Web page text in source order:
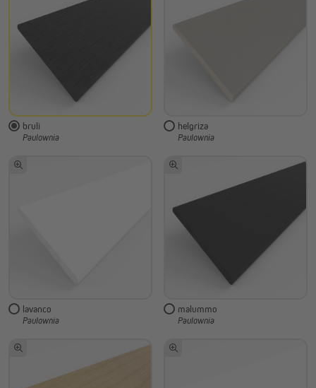
bruli
Paulownia
helgriza
Paulownia
lavanco
Paulownia
malummo
Paulownia